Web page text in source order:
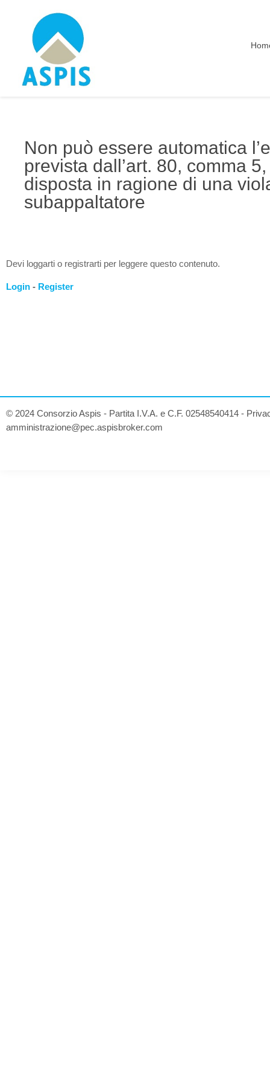
Non può essere automatica
prevista dall’art. 80, comma
disposta in ragione di una
subappaltatore
Devi loggarti o registrarti per leggere questo contenuto.
Login - Register
© 2024 Consorzio Aspis - Partita I.V.A. e C.F. 02548540414 -
amministrazione@pec.aspisbroker.com